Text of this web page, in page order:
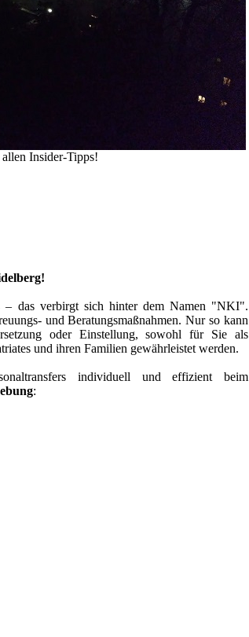
Insider-Tipps!
– das verbirgt sich hinter dem Namen "NKI".
und Beratungsmaßnahmen. Nur so kann
oder Einstellung, sowohl für Sie als
und ihren Familien gewährleistet werden.
individuell und effizient beim
: